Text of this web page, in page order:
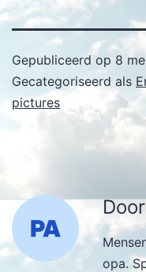
Gepubliceerd op 8
Gecategoriseerd als
pictures
opa.